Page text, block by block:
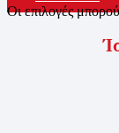
Οι επιλογές